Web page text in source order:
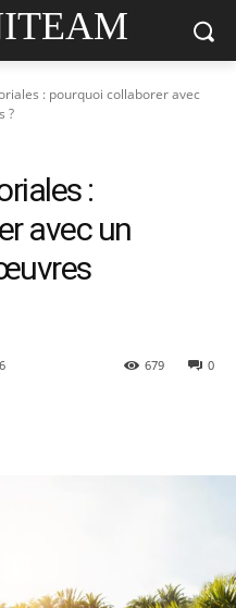
: pourquoi collaborer avec
?
:
avec un
0
679